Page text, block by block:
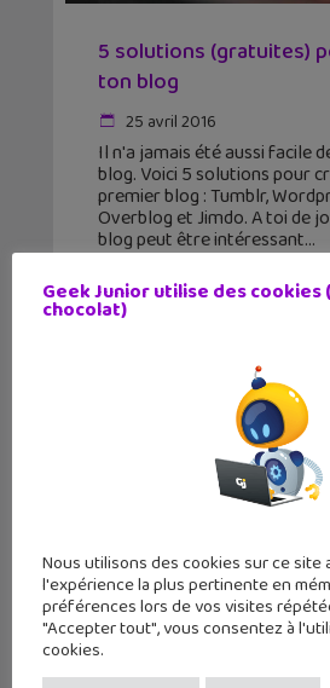
5 solutions (gratuites)
ton blog
25 avril 2016
Il n'a jamais été aussi facile
blog. Voici 5 solutions pour
premier blog : Tumblr,
Overblog et Jimdo. A toi de
blog peut être intéressant
LiveMentor : une
soutien scolaire en
Geek Junior utilise des cookies
chocolat)
Nous utilisons des cookies sur ce
l'expérience la plus pertinente en
préférences lors de vos visites
"Accepter tout", vous consentez à
cookies.